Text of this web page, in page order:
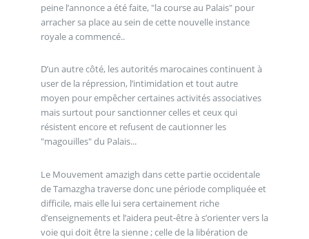
peine l’annonce a été faite, "la course au Palais" pour
arracher sa place au sein de cette nouvelle instance
royale a commencé..
D’un autre côté, les autorités marocaines continuent à
user de la répression, l’intimidation et tout autre
moyen pour empêcher certaines activités associatives
mais surtout pour sanctionner celles et ceux qui
résistent encore et refusent de cautionner les
"magouilles" du Palais...
Le Mouvement amazigh dans cette partie occidentale
de Tamazgha traverse donc une période compliquée et
difficile, mais elle lui sera certainement riche
d’enseignements et l’aidera peut-être à s’orienter vers la
voie qui doit être la sienne ; celle de la libération de